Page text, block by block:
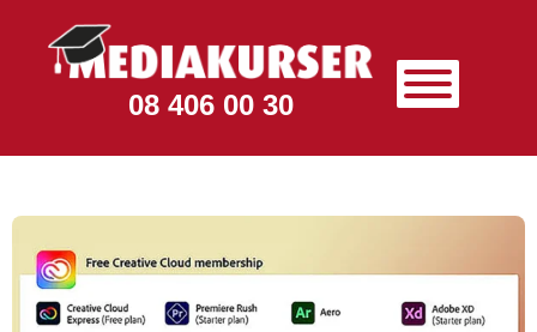
08 406 00 30